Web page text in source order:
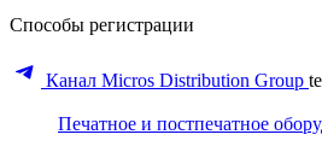
Способы регистрации
Канал Micros Distribution Group
Печатное и постпечатное